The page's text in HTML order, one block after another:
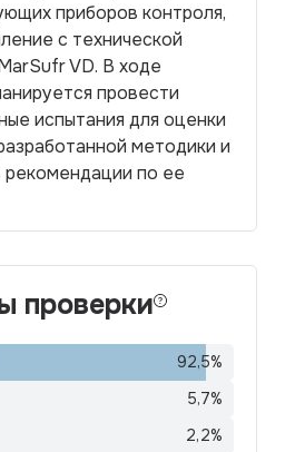
приборов контроля,
с технической
VD. В ходе
провести
испытания для оценки
методики и
по ее
проверки
92,5%
5,7%
2,2%